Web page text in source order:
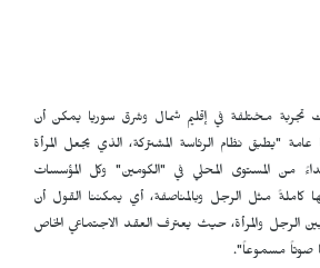
تجربة مختلفة في إقليم شمال وشرق سوريا يمكن أن
"يطبق نظام الرئاسة المشتركة، الذي يجعل المرأة
من المستوى المحلي في "الكومين" وكل المؤسسات
كاملةً مثل الرجل وبالمناصفة، أي يمكننا القول أن
بين الرجل والمرأة، حيث يعترف العقد الاجتماعي الخاص
صوتاً مسموعاً".